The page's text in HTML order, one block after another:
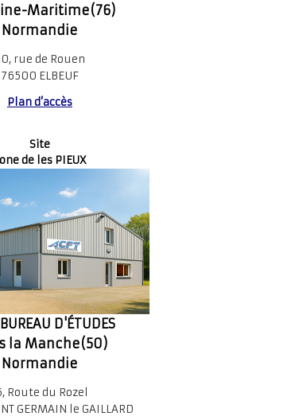
Maritime(76)
Normandie
rue de Rouen
76500 ELBEUF
Plan d’accès
Site
de les PIEUX
D'ÉTUDES
la Manche(50)
Normandie
Route du Rozel
GERMAIN le GAILLARD